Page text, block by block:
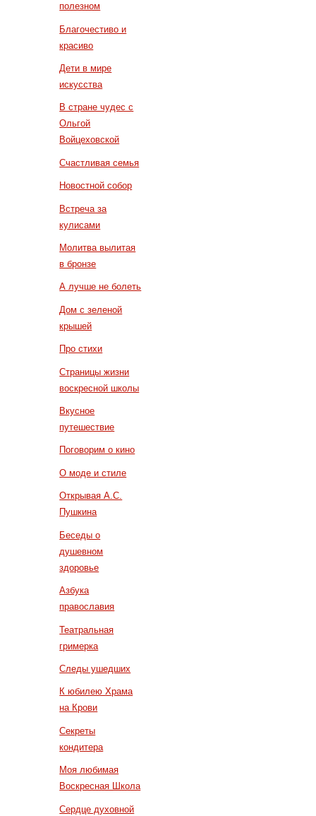
полезном
Благочестиво и
красиво
Дети в мире
искусства
В стране чудес с
Ольгой
Войцеховской
Счастливая семья
Новостной собор
Встреча за
кулисами
Молитва вылитая
в бронзе
А лучше не болеть
Дом с зеленой
крышей
Про стихи
Страницы жизни
воскресной школы
Вкусное
путешествие
Поговорим о кино
О моде и стиле
Открывая А.С.
Пушкина
Беседы о
душевном
здоровье
Азбука
православия
Театральная
гримерка
Следы ушедших
К юбилею Храма
на Крови
Секреты
кондитера
Моя любимая
Воскресная Школа
Сердце духовной